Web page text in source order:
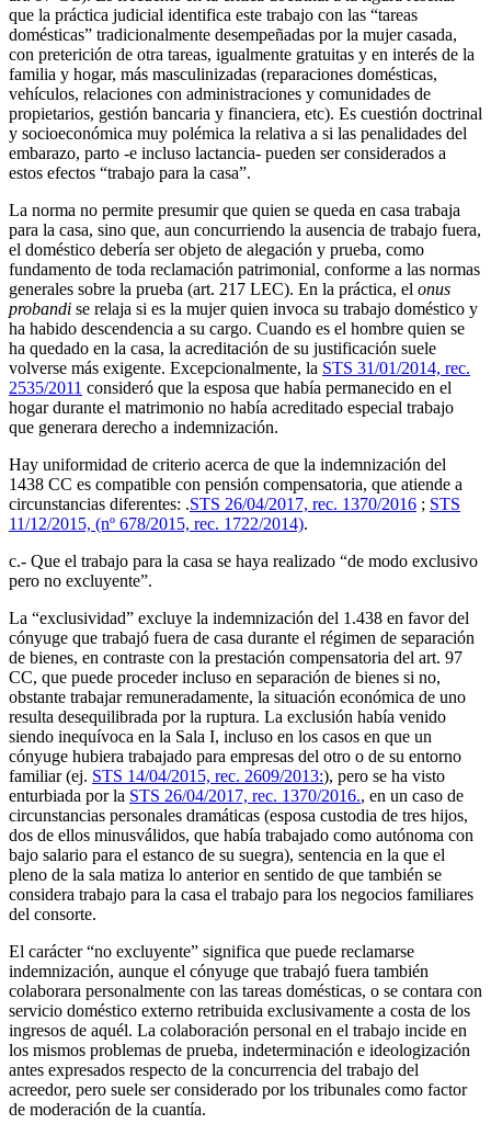
que la práctica judicial identifica este trabajo con las “tareas
domésticas” tradicionalmente desempeñadas por la mujer casada,
con preterición de otra tareas, igualmente gratuitas y en interés de la
familia y hogar, más masculinizadas (reparaciones domésticas,
vehículos, relaciones con administraciones y comunidades de
propietarios, gestión bancaria y financiera, etc). Es cuestión doctrinal
y socioeconómica muy polémica la relativa a si las penalidades del
embarazo, parto -e incluso lactancia- pueden ser considerados a
estos efectos “trabajo para la casa”.
La norma no permite presumir que quien se queda en casa trabaja
para la casa, sino que, aun concurriendo la ausencia de trabajo fuera,
el doméstico debería ser objeto de alegación y prueba, como
fundamento de toda reclamación patrimonial, conforme a las normas
generales sobre la prueba (art. 217 LEC). En la práctica, el onus
probandi se relaja si es la mujer quien invoca su trabajo doméstico y
ha habido descendencia a su cargo. Cuando es el hombre quien se
ha quedado en la casa, la acreditación de su justificación suele
volverse más exigente. Excepcionalmente, la STS 31/01/2014, rec.
2535/2011 consideró que la esposa que había permanecido en el
hogar durante el matrimonio no había acreditado especial trabajo
que generara derecho a indemnización.
Hay uniformidad de criterio acerca de que la indemnización del
1438 CC es compatible con pensión compensatoria, que atiende a
circunstancias diferentes: .STS 26/04/2017, rec. 1370/2016 ; STS
11/12/2015, (nº 678/2015, rec. 1722/2014).
c.- Que el trabajo para la casa se haya realizado “de modo exclusivo
pero no excluyente”.
La “exclusividad” excluye la indemnización del 1.438 en favor del
cónyuge que trabajó fuera de casa durante el régimen de separación
de bienes, en contraste con la prestación compensatoria del art. 97
CC, que puede proceder incluso en separación de bienes si no,
obstante trabajar remuneradamente, la situación económica de uno
resulta desequilibrada por la ruptura. La exclusión había venido
siendo inequívoca en la Sala I, incluso en los casos en que un
cónyuge hubiera trabajado para empresas del otro o de su entorno
familiar (ej. STS 14/04/2015, rec. 2609/2013:), pero se ha visto
enturbiada por la STS 26/04/2017, rec. 1370/2016., en un caso de
circunstancias personales dramáticas (esposa custodia de tres hijos,
dos de ellos minusválidos, que había trabajado como autónoma con
bajo salario para el estanco de su suegra), sentencia en la que el
pleno de la sala matiza lo anterior en sentido de que también se
considera trabajo para la casa el trabajo para los negocios familiares
del consorte.
El carácter “no excluyente” significa que puede reclamarse
indemnización, aunque el cónyuge que trabajó fuera también
colaborara personalmente con las tareas domésticas, o se contara con
servicio doméstico externo retribuida exclusivamente a costa de los
ingresos de aquél. La colaboración personal en el trabajo incide en
los mismos problemas de prueba, indeterminación e ideologización
antes expresados respecto de la concurrencia del trabajo del
acreedor, pero suele ser considerado por los tribunales como factor
de moderación de la cuantía.